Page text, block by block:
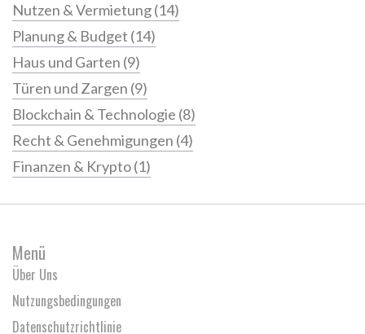
Nutzen & Vermietung(14)
Planung & Budget (14)
Haus und Garten (9)
Türen und Zargen (9)
Blockchain & Technologie (8)
Recht & Genehmigungen (4)
Finanzen & Krypto(1)
Menü
Über Uns
Nutzungsbedingungen
Datenschutzrichtlinie